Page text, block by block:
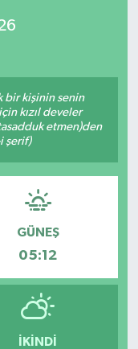
bir kişinin senin
kızıl develer
etmen)den
i şerif)
GÜNEŞ
05:12
İKINDI